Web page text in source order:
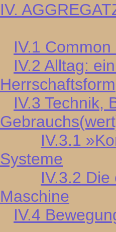
IV.
IV.1
IV.2 Alltag:
Herrschaftsform
IV.3 Technik,
IV.3.1
Systeme
IV.3.2
Maschine
IV.4